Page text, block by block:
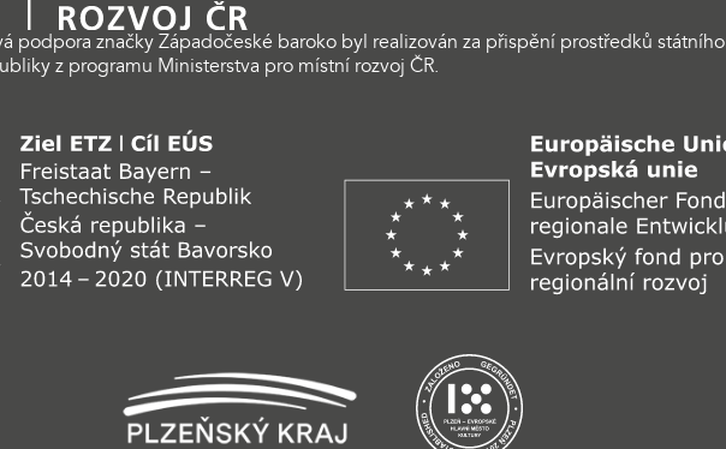
podpora značky Západočeské baroko byl realizován za přispění prostředků státního
z programu Ministerstva pro místní rozvoj ČR.